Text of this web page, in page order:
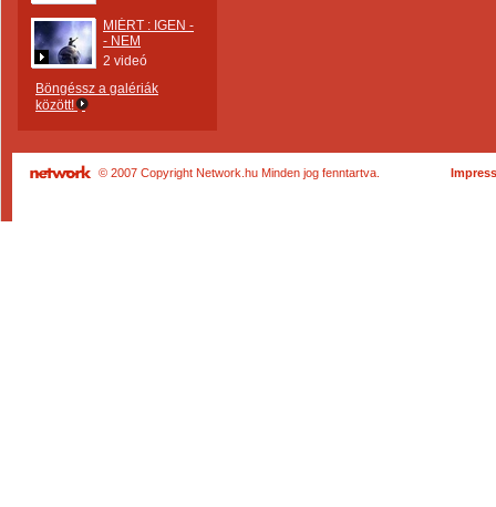
MIÉRT : IGEN -
- NEM
2 videó
Böngéssz a galériák
között!
© 2007 Copyright Network.hu Minden jog fenntartva.